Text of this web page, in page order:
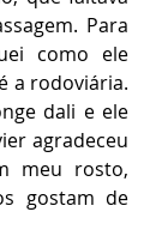
Para
como ele
a rodoviária.
dali e ele
agradeceu
meu rosto,
gostam de